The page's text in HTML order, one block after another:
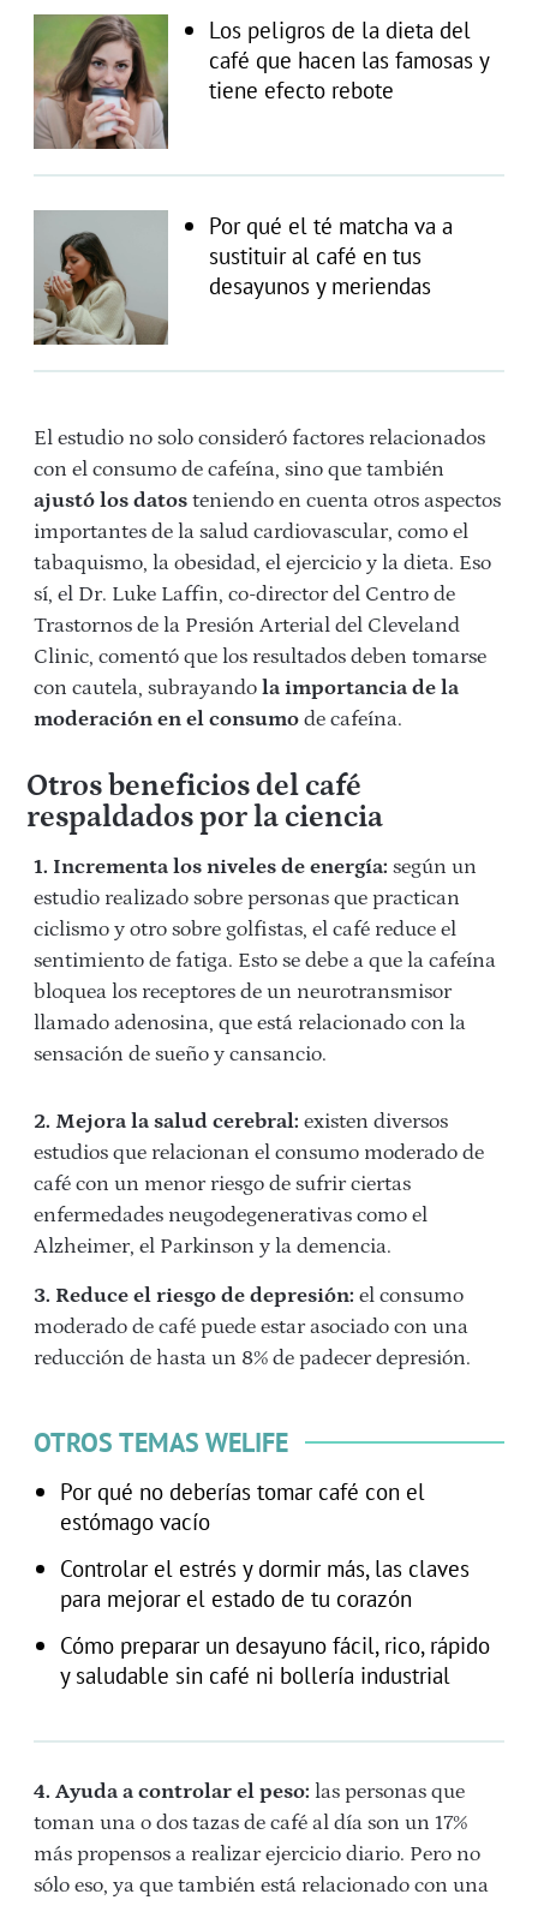
Los peligros de la dieta del
café que hacen las famosas y
tiene efecto rebote
Por qué el té matcha va a
sustituir al café en tus
desayunos y meriendas
El estudio no solo consideró factores relacionados
con el consumo de cafeína, sino que también
ajustó los datos teniendo en cuenta otros aspectos
importantes de la salud cardiovascular, como el
tabaquismo, la obesidad, el ejercicio y la dieta. Eso
sí, el Dr. Luke Laffin, co-director del Centro de
Trastornos de la Presión Arterial del Cleveland
Clinic, comentó que los resultados deben tomarse
con cautela, subrayando la importancia de la
moderación en el consumo de cafeína.
Otros beneficios del café
respaldados por la ciencia
1. Incrementa los niveles de energía: según un
estudio realizado sobre personas que practican
ciclismo y otro sobre golfistas, el café reduce el
sentimiento de fatiga. Esto se debe a que la cafeína
bloquea los receptores de un neurotransmisor
llamado adenosina, que está relacionado con la
sensación de sueño y cansancio.
2. Mejora la salud cerebral: existen diversos
estudios que relacionan el consumo moderado de
café con un menor riesgo de sufrir ciertas
enfermedades neugodegenerativas como el
Alzheimer, el Parkinson y la demencia.
3. Reduce el riesgo de depresión: el consumo
moderado de café puede estar asociado con una
reducción de hasta un 8% de padecer depresión.
OTROS TEMAS WELIFE
Por qué no deberías tomar café con el
estómago vacío
Controlar el estrés y dormir más, las claves
para mejorar el estado de tu corazón
Cómo preparar un desayuno fácil, rico, rápido
y saludable sin café ni bollería industrial
4. Ayuda a controlar el peso: las personas que
toman una o dos tazas de café al día son un 17%
más propensos a realizar ejercicio diario. Pero no
sólo eso, ya que también está relacionado con una